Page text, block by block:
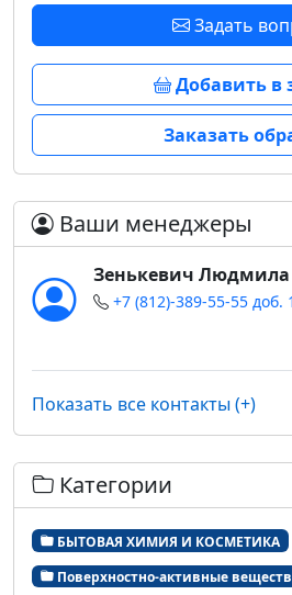
Задать
Добавить в
Заказать
Ваши менеджеры
Зенькевич Людмила
+7 (812)-389-55-55 доб.
Показать все контакты (+)
Категории
БЫТОВАЯ ХИМИЯ И КОСМЕТИКА
Поверхностно-активные